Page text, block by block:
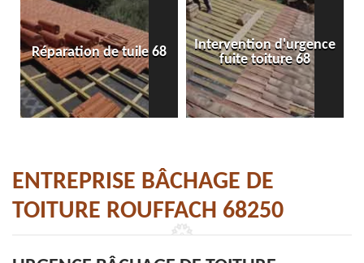
Réparation de tuile 68
Intervention d'urgence
fuite toiture 68
ENTREPRISE BÂCHAGE DE
TOITURE ROUFFACH 68250